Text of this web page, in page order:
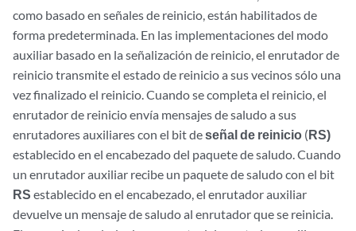
como basado en señales de reinicio, están habilitados de
forma predeterminada. En las implementaciones del modo
auxiliar basado en la señalización de reinicio, el enrutador de
reinicio transmite el estado de reinicio a sus vecinos sólo una
vez finalizado el reinicio. Cuando se completa el reinicio, el
enrutador de reinicio envía mensajes de saludo a sus
enrutadores auxiliares con el bit deseñal de reinicio (RS)
establecido en el encabezado del paquete de saludo. Cuando
un enrutador auxiliar recibe un paquete de saludo con el bit
RS establecido en el encabezado, el enrutador auxiliar
devuelve un mensaje de saludo al enrutador que se reinicia.